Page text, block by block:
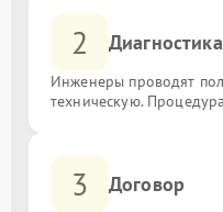
2 Диагностика
Инженеры проводят
техническую.
3 Договор